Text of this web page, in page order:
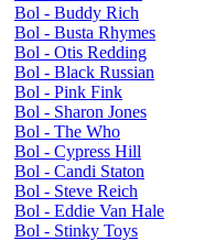
Bol - Buddy Rich
Bol - Busta Rhymes
Bol - Otis Redding
Bol - Black Russian
Bol - Pink Fink
Bol - Sharon Jones
Bol - The Who
Bol - Cypress Hill
Bol - Candi Staton
Bol - Steve Reich
Bol - Eddie Van Hale
Bol - Stinky Toys